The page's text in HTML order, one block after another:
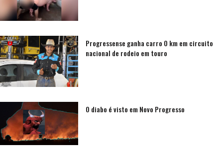
Progressense ganha carro 0 km em circuito
nacional de rodeio em touro
O diabo é visto em Novo Progresso